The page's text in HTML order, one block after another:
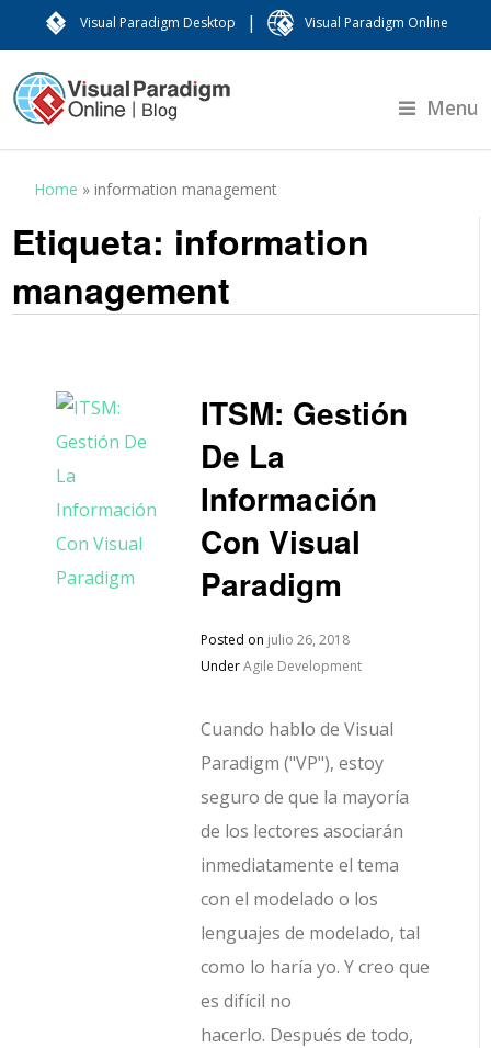
Visual Paradigm Desktop | Visual Paradigm Online
Menu
Home »information management
Etiqueta: information
management
ITSM: Gestión
De La
Información
Con Visual
Paradigm
Posted on julio 26, 2018
UnderAgile Development
Cuando hablo de Visual
Paradigm ("VP"), estoy
seguro de que la mayoría
de los lectores asociarán
inmediatamente el tema
con el modelado o los
lenguajes de modelado, tal
como lo haría yo. Y creo que
es difícil no
hacerlo. Después de todo,